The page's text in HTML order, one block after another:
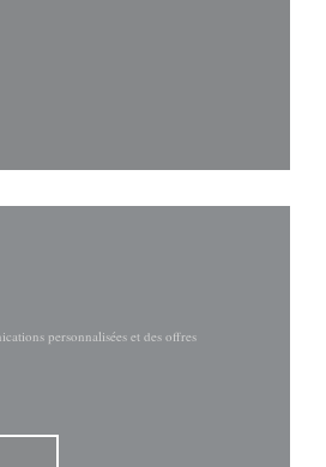
personnalisées et des offres